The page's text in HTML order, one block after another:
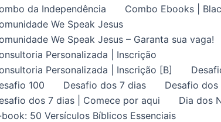
da Independência
Combo Ebooks |
We Speak Jesus
We Speak Jesus – Garanta sua vaga!
Personalizada | Inscrição
Personalizada | Inscrição [B]
100
Desafio dos 7 dias
Desafio dos
dos 7 dias | Comece por aqui
Dia dos
book: 50 Versículos Bíblicos Essenciais